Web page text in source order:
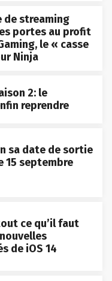
de streaming
portes au profit
le « casse
Ninja
2: le
reprendre
sa date de sortie
15 septembre
ce qu’il faut
de iOS 14